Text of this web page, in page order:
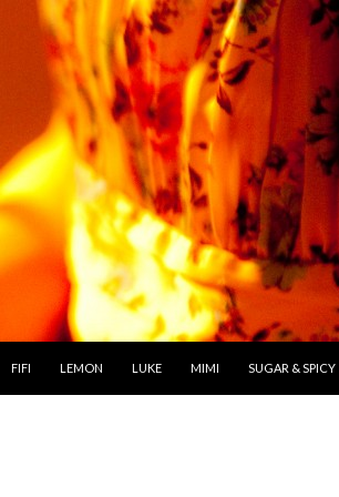
FIFI
LEMON LUKE MIMI SUGAR & SPICY